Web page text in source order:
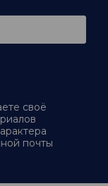
своё
почты